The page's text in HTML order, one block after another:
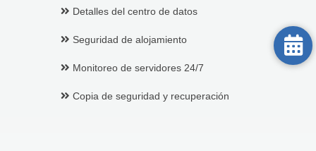
Detalles del centro de datos
Seguridad de alojamiento
Monitoreo de servidores 24/7
Copia de seguridad y recuperación